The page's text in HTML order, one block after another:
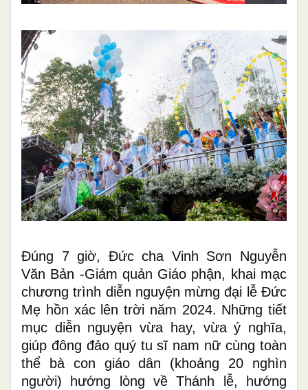
Đúng 7 giờ, Đức cha Vinh Sơn Nguyễn
Văn Bản -Giám quản Giáo phận, khai mạc
chương trình diễn nguyện mừng đại lễ Đức
Mẹ hồn xác lên trời năm 2024. Những tiết
mục diễn nguyện vừa hay, vừa ý nghĩa,
giúp đông đảo quý tu sĩ nam nữ cùng toàn
thể bà con giáo dân (khoảng 20 nghìn
người) hướng lòng về Thánh lễ, hướng